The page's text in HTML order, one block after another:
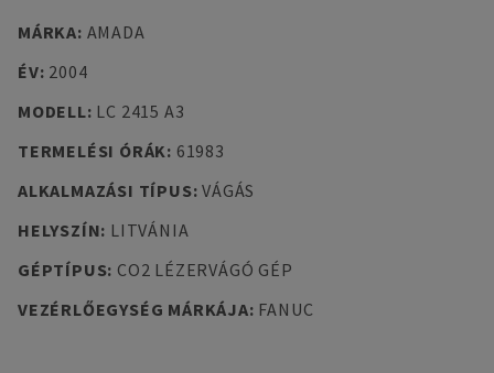
MÁRKA: AMADA
ÉV: 2004
MODELL: LC 2415 A3
TERMELÉSI ÓRÁK: 61983
ALKALMAZÁSI TÍPUS:VÁGÁS
HELYSZÍN: LITVÁNIA
GÉPTÍPUS: CO2 LÉZERVÁGÓ GÉP
VEZÉRLŐEGYSÉG MÁRKÁJA: FANUC